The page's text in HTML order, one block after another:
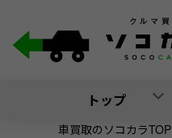
トップ
車買取のソコカラTOP